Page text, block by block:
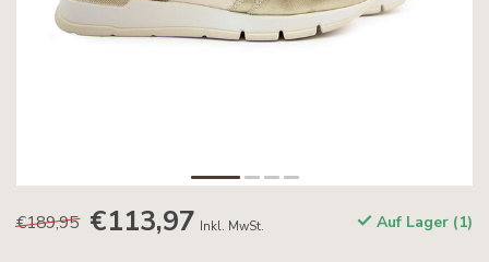
€189,95 €113,97 Inkl. MwSt. Auf Lager (1)